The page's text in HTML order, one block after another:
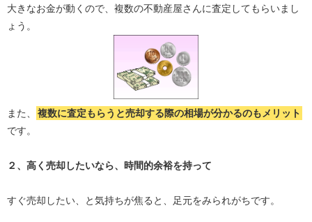
大きなお金が動くので、複数の不動産屋さんに査定してもらいまし
ょう。
また、 複数に査定もらうと売却する際の相場が分かるのもメリット
です。
２、高く売却したいなら、時間的余裕を持って
すぐ売却したい、と気持ちが焦ると、足元をみられがちです。